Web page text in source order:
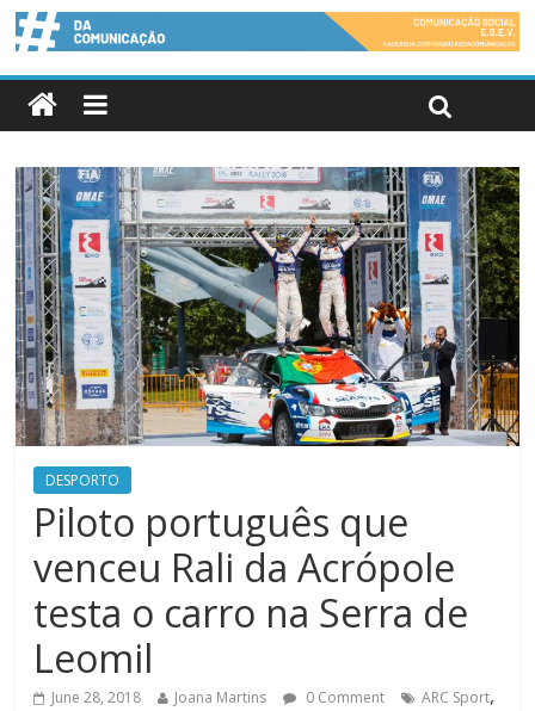
DESPORTO
Piloto português que
venceu Rali da Acrópole
testa o carro na Serra de
Leomil
June 28, 2018 Joana Martins 0 Comment ARC Sport,